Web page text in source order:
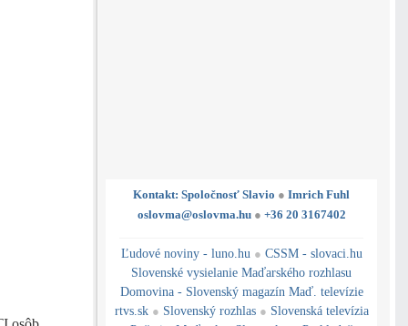
Kontakt: Spoločnosť Slavio ● Imrich Fuhl
oslovma@oslovma.hu ● +36 20 3167402
Ľudové noviny - luno.hu ● CSSM - slovaci.hu
Slovenské vysielanie Maďarského rozhlasu
Domovina - Slovenský magazín Maď. televízie
rtvs.sk ● Slovenský rozhlas ● Slovenská televízia